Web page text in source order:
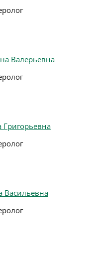
Валерьевна
Григорьевна
Васильевна